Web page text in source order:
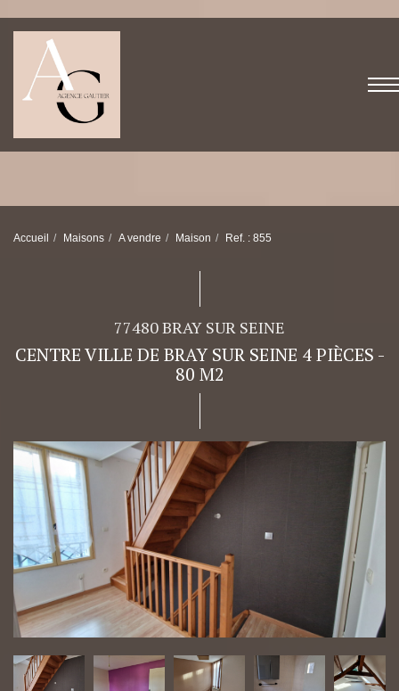
Accueil Maisons A vendre Maison Ref. : 855
77480 BRAY SUR SEINE
CENTRE VILLE DE BRAY SUR SEINE 4 PIÈCES -
80 M2